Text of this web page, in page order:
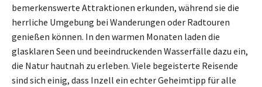
bemerkenswerte Attraktionen erkunden, während sie die
herrliche Umgebung bei Wanderungen oder Radtouren
genießen können. In den warmen Monaten laden die
glasklaren Seen und beeindruckenden Wasserfälle dazu ein,
die Natur hautnah zu erleben. Viele begeisterte Reisende
sind sich einig, dass Inzell ein echter Geheimtipp für alle